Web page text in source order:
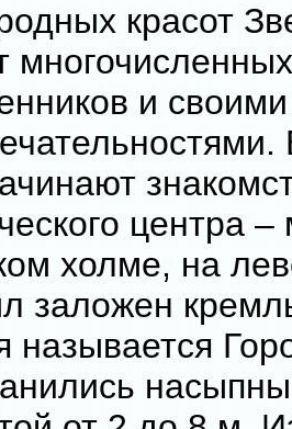
красот
многочисленных
и своими
центра
холме, на
заложен
называется